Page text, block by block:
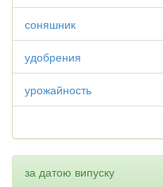
соняшник
удобрения
урожайность
за датою випуску